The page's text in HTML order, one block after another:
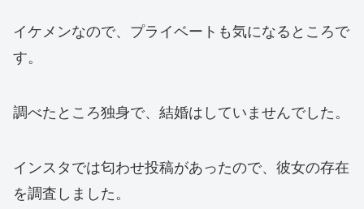
イケメンなので、プライベートも気になるところで
す。
調べたところ独身で、結婚はしていませんでした。
インスタでは匂わせ投稿があったので、彼女の存在
を調査しました。